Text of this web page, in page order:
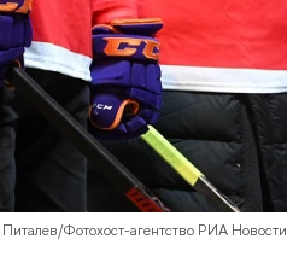
Фотохост-агентство РИА Новости